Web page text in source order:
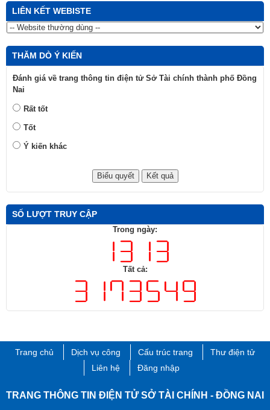
LIÊN KẾT WEBISTE
THĂM DÒ Ý KIẾN
Đánh giá về trang thông tin điện tử Sở Tài chính thành phố Đồng
Nai
Rất tốt
Tốt
Ý kiến khác
SỐ LƯỢT TRUY CẬP
Trong ngày:
Tất cả:
Trang chủ Dịch vụ công Cấu trúc trang
Thư điện tử
Liên hệ
Đăng nhập
TRANG THÔNG TIN ĐIỆN TỬ SỞ TÀI CHÍNH - ĐỒNG NAI